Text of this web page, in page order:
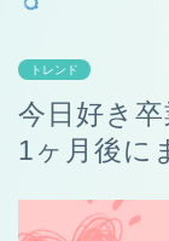
トレンド
今日好き
1ヶ月後に